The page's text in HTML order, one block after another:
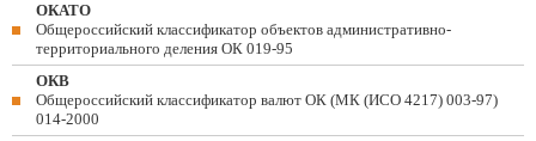
ОКАТО
Общероссийский классификатор объектов административно-
территориального деления ОК 019-95
ОКВ
Общероссийский классификатор валют ОК (МК (ИСО 4217) 003-97)
014-2000